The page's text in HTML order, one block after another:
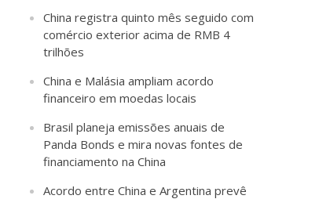
China registra quinto mês seguido com
comércio exterior acima de RMB 4
trilhões
China e Malásia ampliam acordo
financeiro em moedas locais
Brasil planeja emissões anuais de
Panda Bonds e mira novas fontes de
financiamento na China
Acordo entre China e Argentina prevê